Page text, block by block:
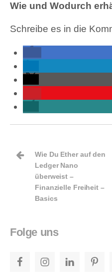
Wie und Wodurch
Schreibe es in die
B
r
g
Wie Du Ether auf den
Ledger Nano
überweist –
Finanzielle Freiheit –
Basics
Folge uns
FacebookInstagramLinkedIn